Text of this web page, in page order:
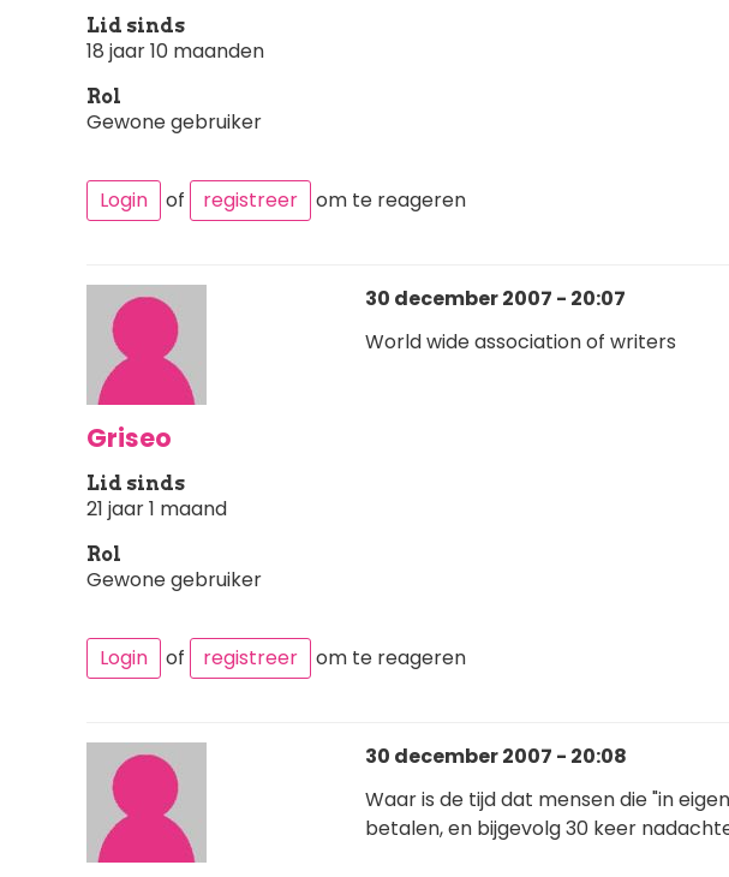
Lid sinds
18 jaar 10 maanden
Rol
Gewone gebruiker
Login of registreer om te reageren
Griseo
Lid sinds
21 jaar 1 maand
Rol
Gewone gebruiker
30 december 2007 - 20:07
World wide association of writers
Login of registreer om te reageren
30 december 2007 - 20:08
Waar is de tijd dat mensen die "in
betalen, en bijgevolg 30 keer